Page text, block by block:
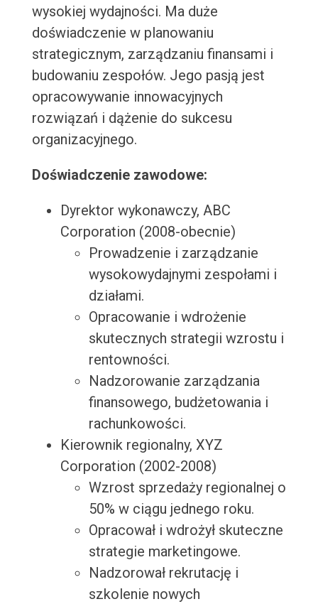
wysokiej wydajności. Ma duże
doświadczenie w planowaniu
strategicznym, zarządzaniu finansami i
budowaniu zespołów. Jego pasją jest
opracowywanie innowacyjnych
rozwiązań i dążenie do sukcesu
organizacyjnego.
Doświadczenie zawodowe:
Dyrektor wykonawczy, ABC
Corporation (2008-obecnie)
Prowadzenie i zarządzanie
wysokowydajnymi zespołami i
działami.
Opracowanie i wdrożenie
skutecznych strategii wzrostu i
rentowności.
Nadzorowanie zarządzania
finansowego, budżetowania i
rachunkowości.
Kierownik regionalny, XYZ
Corporation (2002-2008)
Wzrost sprzedaży regionalnej o
50% w ciągu jednego roku.
Opracował i wdrożył skuteczne
strategie marketingowe.
Nadzorował rekrutację i
szkolenie nowych